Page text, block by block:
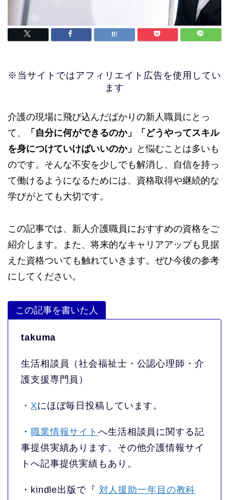
※当サイトではアフィリエイト広告を使用してい
ます
介護の現場に飛び込んだばかりの新人職員にとっ
て、
「自分に何ができるのか」「どうやってスキル
を身につけていけばいいのか」
と悩むことは多いも
のです。そんな不安を少しでも解消し、自信を持っ
て働けるようになるためには、資格取得や継続的な
学びがとても大切です。
この記事では、新人介護職員におすすめの資格をご
紹介します。また、将来的なキャリアアップも見据
えた資格ついても触れていきます。ぜひ今後の参考
にしてください。
この記事を書いた人
takuma
生活相談員（社会福祉士・公認心理師・介
護支援専門員）
・ Xにほぼ毎日投稿しています。
・ 職業情報サイトへ生活相談員に関する記
事提供実績あります。その他介護情報サイ
トへ記事提供実績もあり。
・kindle出版で『 対人援助一年目の教科